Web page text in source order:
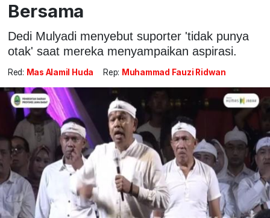
Bersama
Dedi Mulyadi menyebut suporter 'tidak punya
otak' saat mereka menyampaikan aspirasi.
Red: Mas Alamil Huda Rep: Muhammad Fauzi Ridwan